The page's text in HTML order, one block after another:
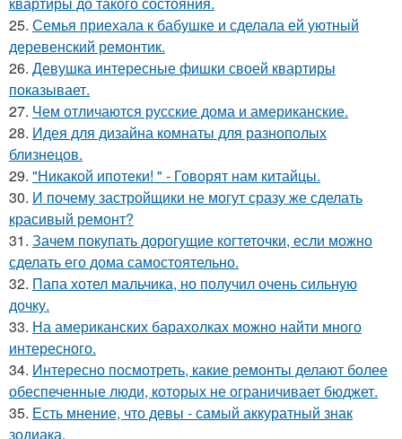
25. Семья приехала к бабушке и сделала ей уютный
деревенский ремонтик.
26. Девушка интересные фишки своей квартиры
показывает.
27. Чем отличаются русские дома и американские.
28. Идея для дизайна комнаты для разнополых
близнецов.
29. "Никакой ипотеки! " - Говорят нам китайцы.
30. И почему застройщики не могут сразу же сделать
красивый ремонт?
31. Зачем покупать дорогущие когтеточки, если можно
сделать его дома самостоятельно.
32. Папа хотел мальчика, но получил очень сильную
дочку.
33. На американских барахолках можно найти много
интересного.
34. Интересно посмотреть, какие ремонты делают более
обеспеченные люди, которых не ограничивает бюджет.
35. Есть мнение, что девы - самый аккуратный знак
зодиака.